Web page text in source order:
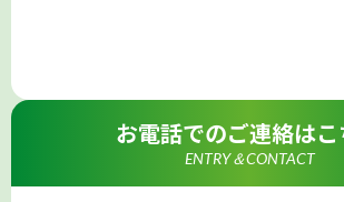
な期間、妥当な範囲内でこれに応じます
応募者等の個人情報の取得、利用その他
について、個人情報の保護に関する法律
法令、及び本プライバシーポリシーを遵守
応募者等の個人情報を正確かつ最新の内
お電話でのご連絡はこ
ENTRY＆CONTACT